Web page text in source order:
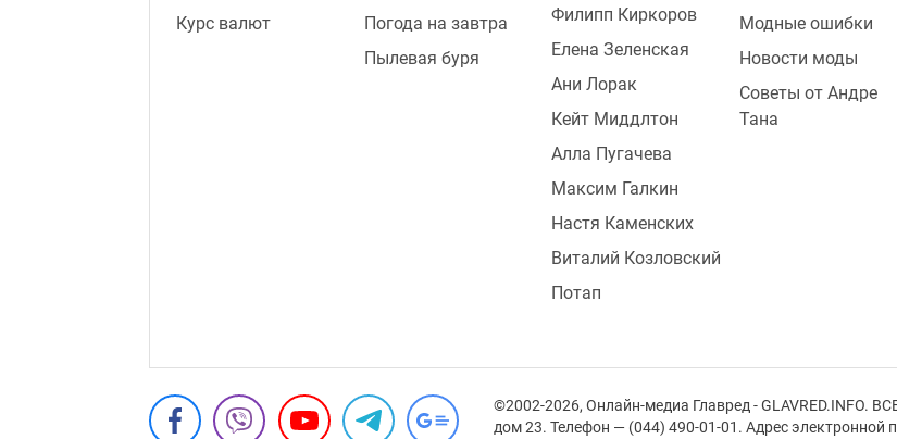
Курс валют
Погода на завтра
Пылевая буря
Филипп Киркоров
Елена Зеленская
Ани Лорак
Кейт Миддлтон
Алла Пугачева
Максим Галкин
Настя Каменских
Виталий Козловский
Потап
Модные ошибки
Новости моды
Советы от Андре
Тана
©2002-2026, Онлайн-медиа Главред - GLAVRED.INFO.
дом 23. Телефон — (044) 490-01-01. Адрес